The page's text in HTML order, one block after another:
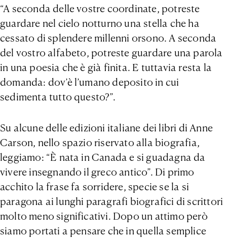
“A seconda delle vostre coordinate, potreste
guardare nel cielo notturno una stella che ha
cessato di splendere millenni orsono. A seconda
del vostro alfabeto, potreste guardare una parola
in una poesia che è già finita. E tuttavia resta la
domanda: dov’è l’umano deposito in cui
sedimenta tutto questo?”.
Su alcune delle edizioni italiane dei libri di Anne
Carson, nello spazio riservato alla biografia,
leggiamo: “È nata in Canada e si guadagna da
vivere insegnando il greco antico”. Di primo
acchito la frase fa sorridere, specie se la si
paragona ai lunghi paragrafi biografici di scrittori
molto meno significativi. Dopo un attimo però
siamo portati a pensare che in quella semplice